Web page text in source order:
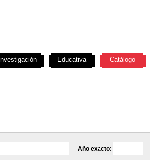
Año exacto:
Investigación Educativa Catálogo